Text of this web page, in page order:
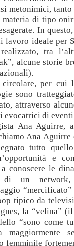
metonimici, tanto
di tipo
In
lavoro ideale per
tra
alcune storie
per cui
sono
attraverso
evocatrici di
Ana Aguirre,
Ana Aguirre
tutto
e
conoscere le
un network,
tipico da
la “velina”
“sono come
maggiormente
femminile